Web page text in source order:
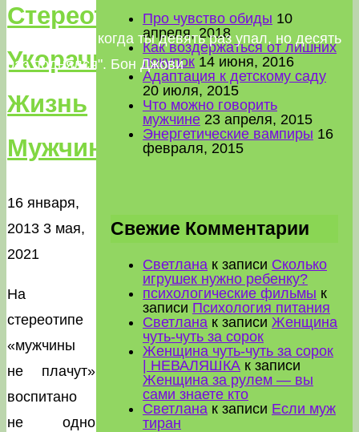
"Успех — это когда ты девять раз упал, но десять
раз поднялся". Бон Джови
Стереотип
Укорачивает
Жизнь
Мужчины
16 января,
20133 мая,
2021
На
стереотипе
«мужчины
не плачут»
воспитано
не одно
Про чувство обиды 10
апреля, 2018
Как воздержаться от лишних
покупок 14 июня, 2016
Адаптация к детскому саду
20 июля, 2015
Что можно говорить
мужчине 23 апреля, 2015
Энергетические вампиры 16
февраля, 2015
Свежие Комментарии
Светлана к записи Сколько
игрушек нужно ребенку?
психологические фильмы к
записи Психология питания
Светлана к записи Женщина
чуть-чуть за сорок
Женщина чуть-чуть за сорок
| НЕВАЛЯШКА к записи
Женщина за рулем — вы
сами знаете кто
Светлана к записи Если муж
тиран